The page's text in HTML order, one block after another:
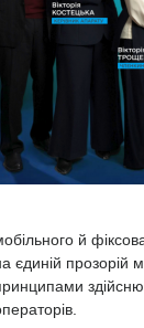
й
єдиній прозорій